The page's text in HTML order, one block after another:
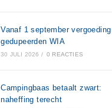
Vanaf 1 september
gedupeerden WIA
30 JULI 2026 / 0 REACTIES
Campingbaas betaalt zwart:
naheffing terecht